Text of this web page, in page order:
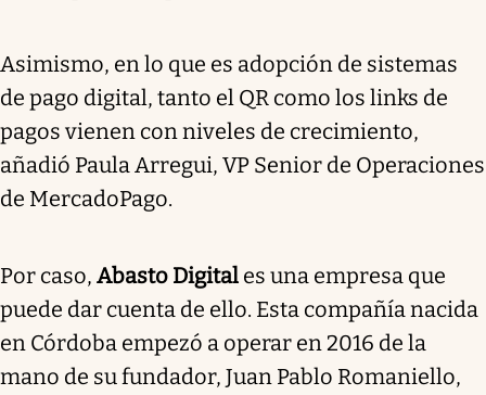
Asimismo, en lo que es adopción de sistemas
de pago digital, tanto el QR como los links de
pagos vienen con niveles de crecimiento,
añadió Paula Arregui, VP Senior de Operaciones
de MercadoPago.
Por caso, Abasto Digital es una empresa que
puede dar cuenta de ello. Esta compañía nacida
en Córdoba empezó a operar en 2016 de la
mano de su fundador, Juan Pablo Romaniello,